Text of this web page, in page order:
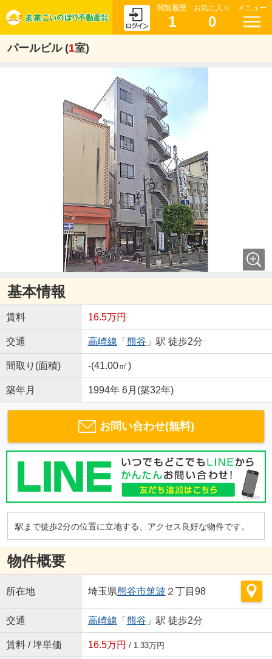
閲覧履歴
1
お気に入り
0
メニュー
パールビル (1室)
基本情報
賃料 16.5万円
交通 高崎線 「 熊谷 」駅 徒歩2分
間取り(面積) -(41.00㎡)
築年月 1994年 6月(築32年)
お問い合わせ(無料)
駅まで徒歩2分の位置に立地する、アクセス良好な物件です。
物件概要
所在地 埼玉県熊谷市筑波 ２丁目98
交通 高崎線 「 熊谷 」駅 徒歩2分
賃料 / 坪単価 16.5万円 / 1.33万円